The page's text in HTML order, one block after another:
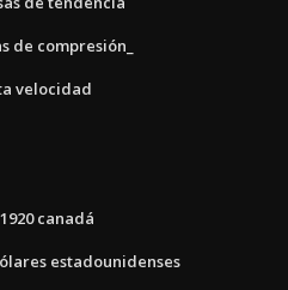
de compresión_
velocidad
canadá
estadounidenses